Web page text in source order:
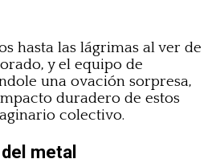
hasta las lágrimas al ver de
y el equipo de
una ovación sorpresa,
duradero de estos
colectivo.
metal